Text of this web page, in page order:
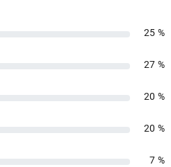
25 %
27 %
20 %
20 %
7 %